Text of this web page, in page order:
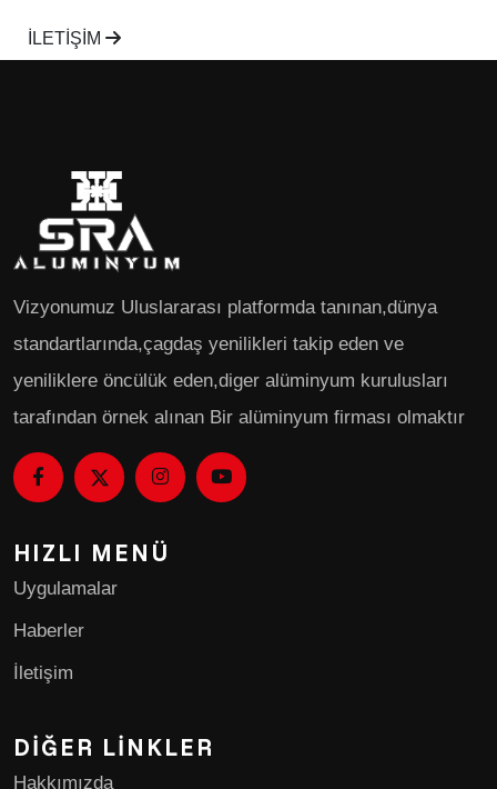
İLETİŞİM
Vizyonumuz Uluslararası platformda tanınan,dünya
standartlarında,çagdaş yenilikleri takip eden ve
yeniliklere öncülük eden,diger alüminyum kurulusları
tarafından örnek alınan Bir alüminyum firması olmaktır
HIZLI MENÜ
Uygulamalar
Haberler
İletişim
DIĞER LINKLER
Hakkımızda